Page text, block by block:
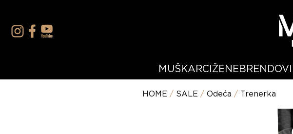
MUŠKARCI ŽENE BRENDOVI
HOME / SALE / Odeća / Trenerka